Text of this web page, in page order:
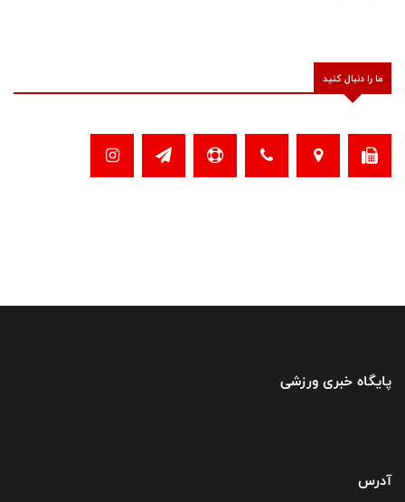
ما را دنبال کنید
پایگاه خبری ورزشی
آدرس